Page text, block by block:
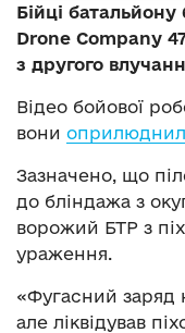
Бійці
Drone Company
з другого
Відео бойової
вони
Зазначено, що
до бліндажа з
ворожий БТР з
ураження.
«Фугасний заряд
але ліквідував